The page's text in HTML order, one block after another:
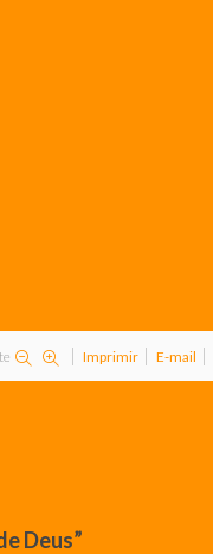
Imprimir E-mail
Deus”